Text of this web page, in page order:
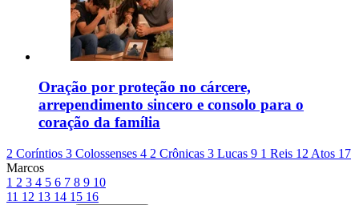
Oração por proteção no cárcere,
arrependimento sincero e consolo para o
coração da família
2 Coríntios 3 Colossenses 4 2 Crônicas 3 Lucas 9 1 Reis 12 Atos 17
Marcos
1 2 3 4 5 6 7 8 9 10
11 12 13 14 15 16